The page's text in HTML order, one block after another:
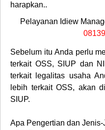
harapkan..
Pelayanan Idiew
Sebelum itu Anda perlu
terkait OSS, SIUP dan
terkait legalitas usaha
lebih terkait OSS, akan
SIUP.
Apa Pengertian dan